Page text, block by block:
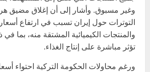
وغير مسبوق. وأشار إلى أن إغلاق مضيق
التوترات حول إيران تسبب في ارتفاع
والمنتجات الكيميائية المشتقة منه، بما
تؤثر مباشرة على إنتاج الغذاء.
ورغم محاولات الحكومة التركية احتواء